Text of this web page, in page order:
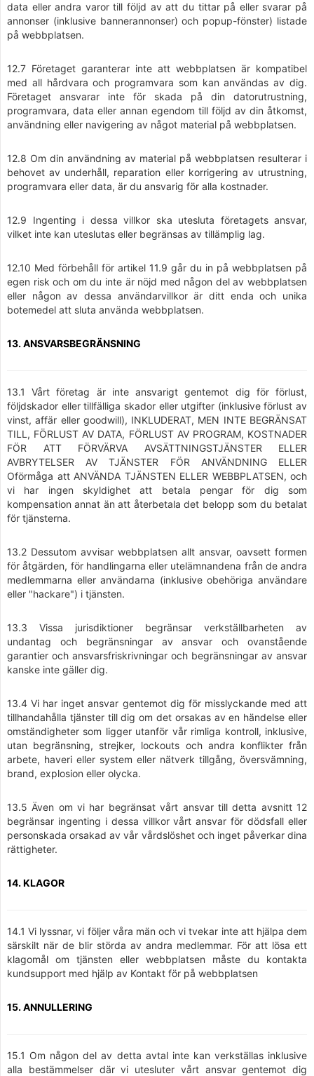
data eller andra varor till följd av att du tittar på eller svarar på
annonser (inklusive bannerannonser) och popup-fönster) listade
på webbplatsen.
12.7 Företaget garanterar inte att webbplatsen är kompatibel
med all hårdvara och programvara som kan användas av dig.
Företaget ansvarar inte för skada på din datorutrustning,
programvara, data eller annan egendom till följd av din åtkomst,
användning eller navigering av något material på webbplatsen.
12.8 Om din användning av material på webbplatsen resulterar i
behovet av underhåll, reparation eller korrigering av utrustning,
programvara eller data, är du ansvarig för alla kostnader.
12.9 Ingenting i dessa villkor ska utesluta företagets ansvar,
vilket inte kan uteslutas eller begränsas av tillämplig lag.
12.10 Med förbehåll för artikel 11.9 går du in på webbplatsen på
egen risk och om du inte är nöjd med någon del av webbplatsen
eller någon av dessa användarvillkor är ditt enda och unika
botemedel att sluta använda webbplatsen.
13. ANSVARSBEGRÄNSNING
13.1 Vårt företag är inte ansvarigt gentemot dig för förlust,
följdskador eller tillfälliga skador eller utgifter (inklusive förlust av
vinst, affär eller goodwill), INKLUDERAT, MEN INTE BEGRÄNSAT
TILL, FÖRLUST AV DATA, FÖRLUST AV PROGRAM, KOSTNADER
FÖR ATT FÖRVÄRVA AVSÄTTNINGSTJÄNSTER ELLER
AVBRYTELSER AV TJÄNSTER FÖR ANVÄNDNING ELLER
Oförmåga att ANVÄNDA TJÄNSTEN ELLER WEBBPLATSEN, och
vi har ingen skyldighet att betala pengar för dig som
kompensation annat än att återbetala det belopp som du betalat
för tjänsterna.
13.2 Dessutom avvisar webbplatsen allt ansvar, oavsett formen
för åtgärden, för handlingarna eller utelämnandena från de andra
medlemmarna eller användarna (inklusive obehöriga användare
eller "hackare") i tjänsten.
13.3 Vissa jurisdiktioner begränsar verkställbarheten av
undantag och begränsningar av ansvar och ovanstående
garantier och ansvarsfriskrivningar och begränsningar av ansvar
kanske inte gäller dig.
13.4 Vi har inget ansvar gentemot dig för misslyckande med att
tillhandahålla tjänster till dig om det orsakas av en händelse eller
omständigheter som ligger utanför vår rimliga kontroll, inklusive,
utan begränsning, strejker, lockouts och andra konflikter från
arbete, haveri eller system eller nätverk tillgång, översvämning,
brand, explosion eller olycka.
13.5 Även om vi har begränsat vårt ansvar till detta avsnitt 12
begränsar ingenting i dessa villkor vårt ansvar för dödsfall eller
personskada orsakad av vår vårdslöshet och inget påverkar dina
rättigheter.
14. KLAGOR
14.1 Vi lyssnar, vi följer våra män och vi tvekar inte att hjälpa dem
särskilt när de blir störda av andra medlemmar. För att lösa ett
klagomål om tjänsten eller webbplatsen måste du kontakta
kundsupport med hjälp av Kontakt för på webbplatsen
15. ANNULLERING
15.1 Om någon del av detta avtal inte kan verkställas inklusive
alla bestämmelser där vi utesluter vårt ansvar gentemot dig